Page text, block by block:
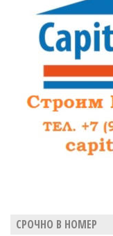
СРОЧНО В НОМЕР